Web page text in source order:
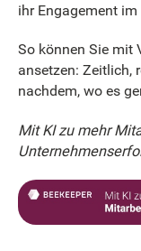
ihr Engagement
So können Sie mit
ansetzen: Zeitlich,
nachdem, wo es
Mit KI zu mehr